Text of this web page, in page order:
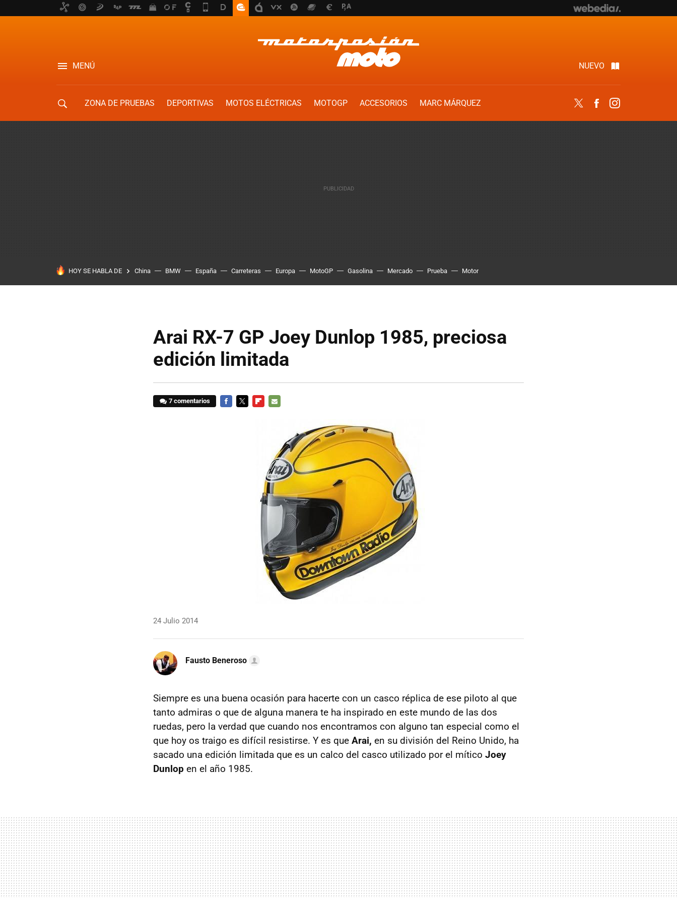
MENÚ NUEVO
ZONA DE PRUEBAS DEPORTIVAS MOTOS ELÉCTRICAS MOTOGP ACCESORIOS
MARC MÁRQUEZ
Twitter Facebook
HOY SE HABLA DE China BMW España Carreteras Europa MotoGP Gasolina Mercado Prueba Motor
Arai RX-7 GP Joey Dunlop 1985, preciosa
edición limitada
7 comentarios
24 Julio 2014
Fausto Beneroso
Siempre es una buena ocasión para hacerte con un casco réplica de ese piloto al que
tanto admiras o que de alguna manera te ha inspirado en este mundo de las dos
ruedas, pero la verdad que cuando nos encontramos con alguno tan especial como el
que hoy os traigo es difícil resistirse. Y es que Arai, en su división del Reino Unido, ha
sacado una edición limitada que es un calco del casco utilizado por el mítico Joey
Dunlop en el año 1985.